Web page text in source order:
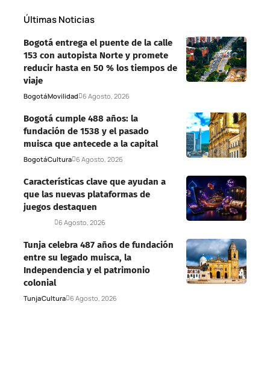
Últimas Noticias
Bogotá entrega el puente de la calle
153 con autopista Norte y promete
reducir hasta en 50 % los tiempos de
viaje
BogotáMovilidad 6 Agosto, 2026
Bogotá cumple 488 años: la
fundación de 1538 y el pasado
muisca que antecede a la capital
BogotáCultura 6 Agosto, 2026
Características clave que ayudan a
que las nuevas plataformas de
juegos destaquen
6 Agosto, 2026
Tunja celebra 487 años de fundación
entre su legado muisca, la
Independencia y el patrimonio
colonial
TunjaCultura 6 Agosto, 2026